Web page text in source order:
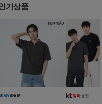
기상품